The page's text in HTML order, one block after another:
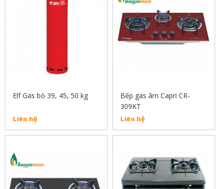
Elf Gas bò 39, 45, 50 kg
Liên hệ
Bếp gas âm Capri CR-
309KT
Liên hệ